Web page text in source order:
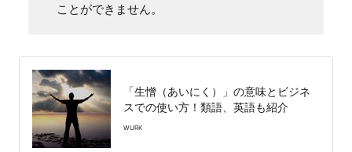
ことができません。
「生憎（あいにく）」の意味とビジネ
スでの使い方！類語、英語も紹介
WURK